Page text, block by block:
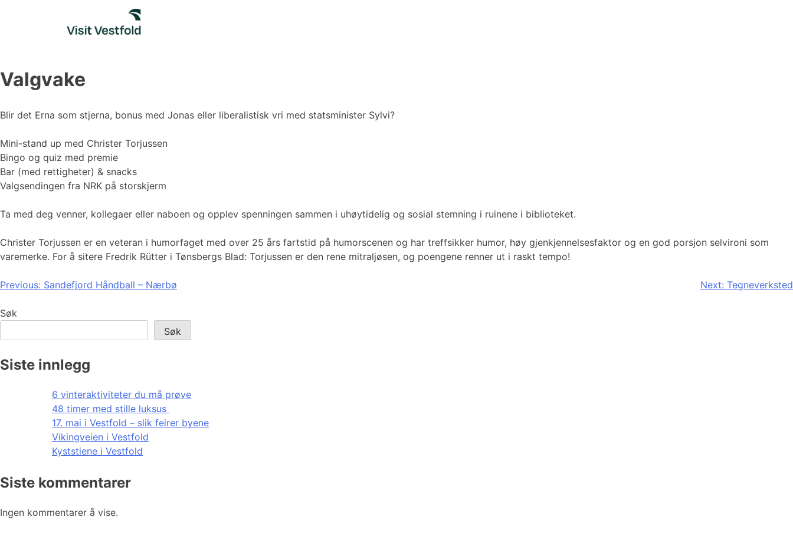
Valgvake
Blir det Erna som stjerna, bonus med Jonas eller liberalistisk vri med statsminister Sylvi?
Mini-stand up med Christer Torjussen
Bingo og quiz med premie
Bar (med rettigheter) & snacks
Valgsendingen fra NRK på storskjerm
Ta med deg venner, kollegaer eller naboen og opplev spenningen sammen i uhøytidelig og sosial stemning i ruinene i biblioteket.
Christer Torjussen er en veteran i humorfaget med over 25 års fartstid på humorscenen og har treffsikker humor, høy gjenkjennelsesfaktor og en god porsjon selvironi som
varemerke. For å sitere Fredrik Rütter i Tønsbergs Blad: Torjussen er den rene mitraljøsen, og poengene renner ut i raskt tempo!
Innleggsnavigasjon
Previous: Sandefjord Håndball – Nærbø Next: Tegneverksted
Søk
Søk
Siste innlegg
6 vinteraktiviteter du må prøve
48 timer med stille luksus
17. mai i Vestfold – slik feirer byene
Vikingveien i Vestfold
Kyststiene i Vestfold
Siste kommentarer
Ingen kommentarer å vise.